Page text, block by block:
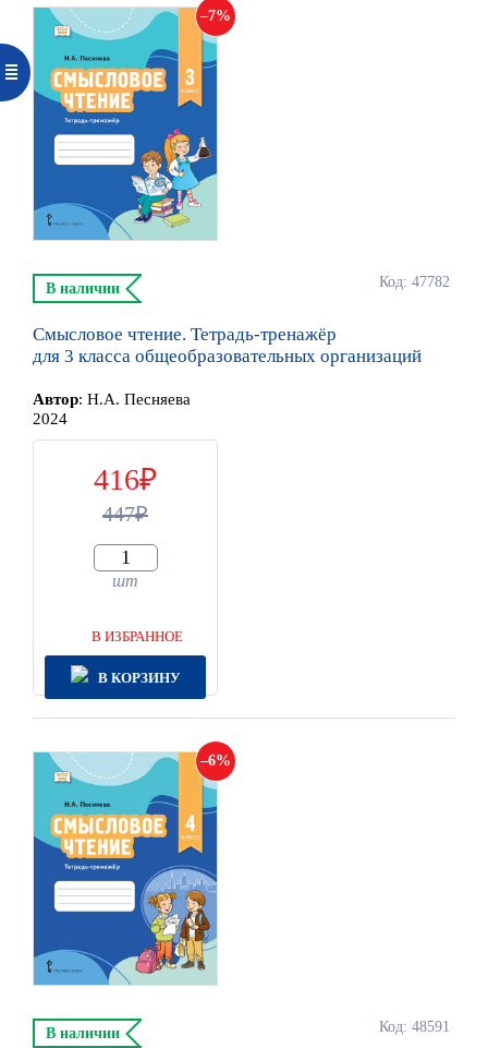
7
Код: 47782
В наличии
Смысловое чтение. Тетрадь-тренажёр
для 3 класса общеобразовательных организаций
Автор: Н.А. Песняева
2024
416
447
шт
В ИЗБРАННОЕ
В КОРЗИНУ
6
Код: 48591
В наличии